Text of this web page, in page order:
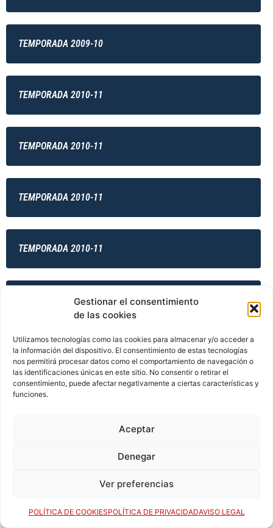
Gestionar el consentimiento
de las cookies
Utilizamos tecnologías como las cookies para almacenar y/o acceder a
la información del dispositivo. El consentimiento de estas tecnologías
nos permitirá procesar datos como el comportamiento de navegación o
las identificaciones únicas en este sitio. No consentir o retirar el
consentimiento, puede afectar negativamente a ciertas características y
funciones.
Aceptar
Denegar
Ver preferencias
POLÍTICA DE COOKIESPOLÍTICA DE PRIVACIDADAVISO LEGAL
TEMPORADA 2009-10
TEMPORADA 2010-11
TEMPORADA 2010-11
TEMPORADA 2010-11
TEMPORADA 2010-11
TEMPORADA 2011-12
TEMPORADA 2011-12
TEMPORADA 2013-14